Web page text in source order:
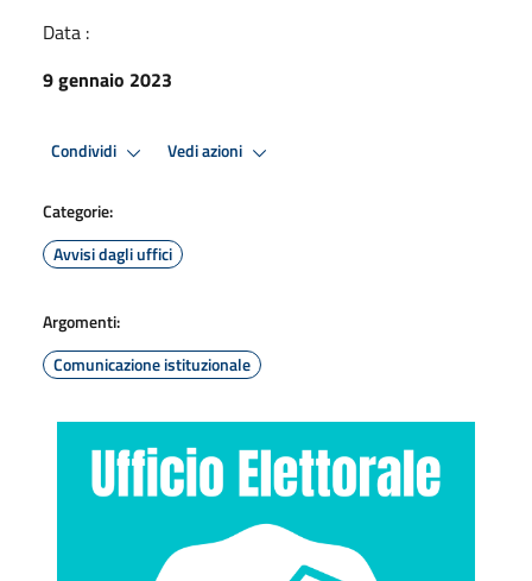
Data :
9 gennaio 2023
Condividi Vedi azioni
Categorie:
Avvisi dagli uffici
Argomenti:
Comunicazione istituzionale